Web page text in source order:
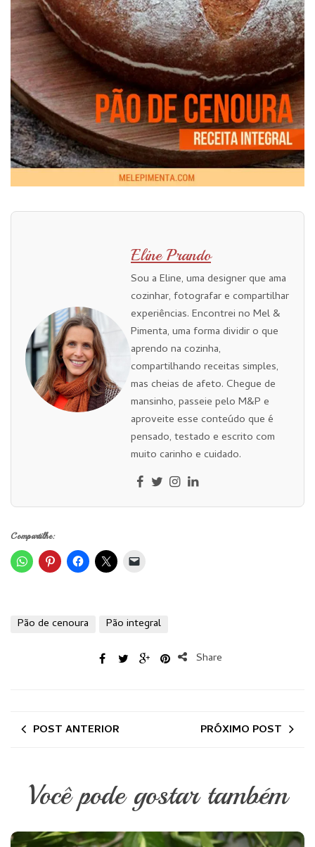
Eline Prando
Sou a Eline, uma designer que ama
cozinhar, fotografar e compartilhar
experiências. Encontrei no Mel &
Pimenta, uma forma dividir o que
aprendo na cozinha,
compartilhando receitas simples,
mas cheias de afeto. Chegue de
mansinho, passeie pelo M&P e
aproveite esse conteúdo que é
pensado, testado e escrito com
muito carinho e cuidado.
Compartilhe:
Pão de cenoura Pão integral
Share
POST ANTERIOR PRÓXIMO POST
Você pode gostar também